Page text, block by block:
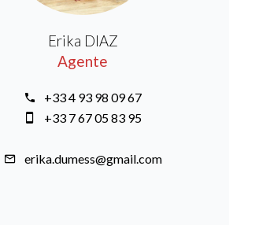
Erika DIAZ
Agente
+33 4 93 98 09 67
+33 7 67 05 83 95
erika.dumess@gmail.com